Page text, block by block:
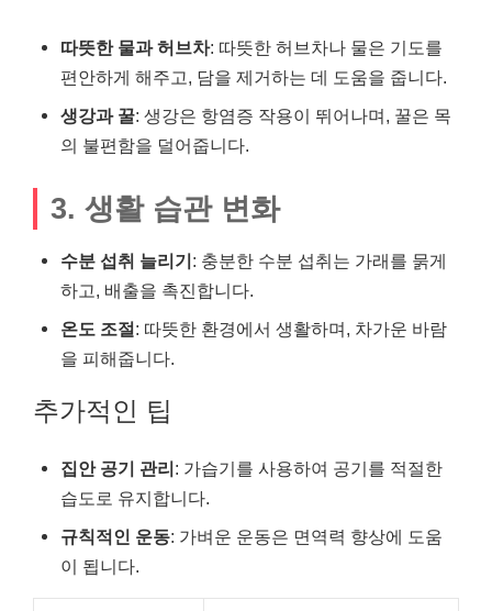
따뜻한 물과 허브차: 따뜻한 허브차나 물은 기도를
편안하게 해주고, 담을 제거하는 데 도움을 줍니다.
생강과 꿀: 생강은 항염증 작용이 뛰어나며, 꿀은 목
의 불편함을 덜어줍니다.
3. 생활 습관 변화
수분 섭취 늘리기: 충분한 수분 섭취는 가래를 묽게
하고, 배출을 촉진합니다.
온도 조절: 따뜻한 환경에서 생활하며, 차가운 바람
을 피해줍니다.
추가적인 팁
집안 공기 관리: 가습기를 사용하여 공기를 적절한
습도로 유지합니다.
규칙적인 운동: 가벼운 운동은 면역력 향상에 도움
이 됩니다.